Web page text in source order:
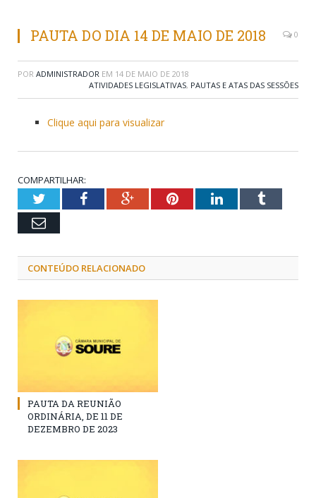
PAUTA DO DIA 14 DE MAIO DE 2018 0
POR ADMINISTRADOR EM 14 DE MAIO DE 2018
ATIVIDADES LEGISLATIVAS, PAUTAS E ATAS DAS SESSÕES
Clique aqui para visualizar
COMPARTILHAR:
TwitterFacebookGoogle+PinterestLinkedInTumblr
Email
CONTEÚDO RELACIONADO
PAUTA DA REUNIÃO
ORDINÁRIA, DE 11 DE
DEZEMBRO DE 2023